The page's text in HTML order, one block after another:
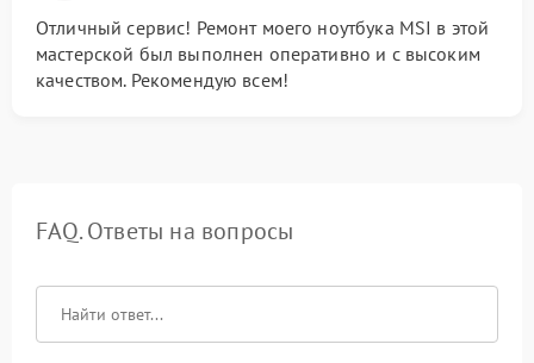
Отличный сервис! Ремонт моего ноутбука MSI в этой
мастерской был выполнен оперативно и с высоким
качеством. Рекомендую всем!
FAQ. Ответы на вопросы